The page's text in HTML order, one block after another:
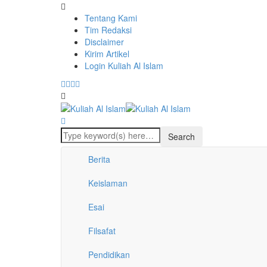
Tentang Kami
Tim Redaksi
Disclaimer
Kirim Artikel
Login Kuliah Al Islam
Berita
Keislaman
Esai
Filsafat
Pendidikan